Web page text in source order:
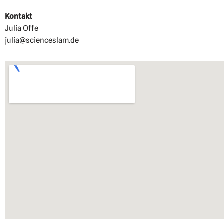
Kontakt
Julia Offe
julia@scienceslam.de